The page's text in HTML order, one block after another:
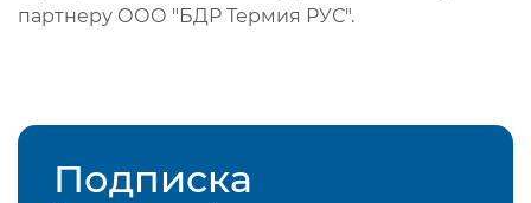
партнеру ООО "БДР Термия РУС".
Подписка